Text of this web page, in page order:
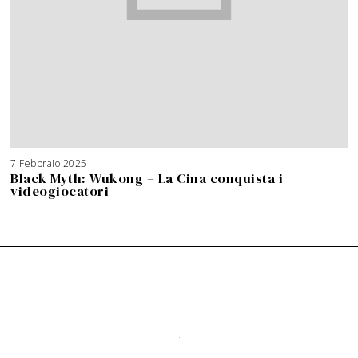
7 Febbraio 2025
Black Myth: Wukong – La Cina conquista i
videogiocatori